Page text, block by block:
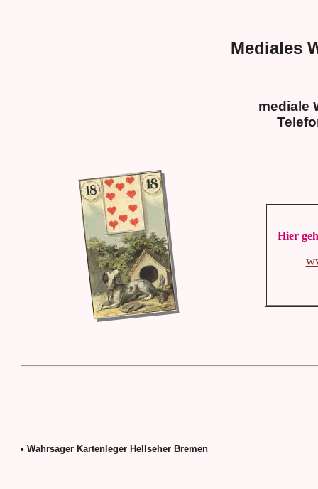
Mediales
mediale
Hier
• Wahrsager Kartenleger Hellseher Bremen